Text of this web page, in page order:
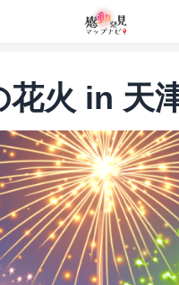
花火 in 天